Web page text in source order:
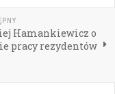
Hamankiewicz o
pracy rezydentów